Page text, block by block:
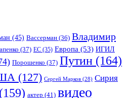
(45) Вассерман (36) Владимир
(37) ЕС (35) Европа (53) ИГИЛ
Порошенко (37) Путин (164)
(127) Сергей Марков (28) Сирия
(159) актер (41) видео